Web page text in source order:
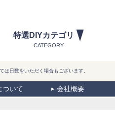
特選DIYカテゴリ
CATEGORY
日数をいただく場合もございます。
ついて 会社概要